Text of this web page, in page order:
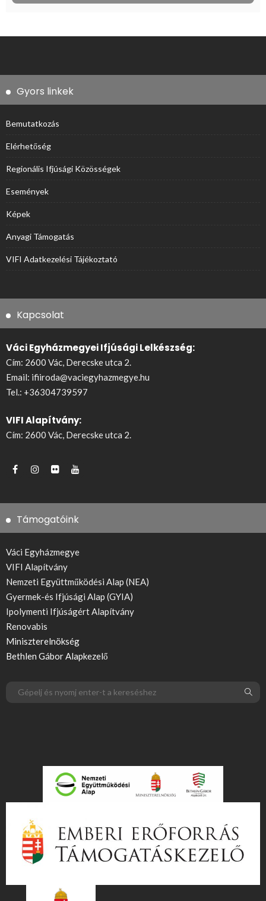
Gyors linkek
Bemutatkozás
Elérhetőség
Regionális Ifjúsági Közösségek
Események
Képek
Anyagi Támogatás
VIFI Adatkezelési Tájékoztató
Kapcsolat
Váci Egyházmegyei Ifjúsági Lelkészség:
Cím: 2600 Vác, Derecske utca 2.
Email: ifiiroda@vaciegyhazmegye.hu
Tel.: +36304739597
VIFI Alapítvány:
Cím: 2600 Vác, Derecske utca 2.
Támogatóink
Váci Egyházmegye
VIFI Alapítvány
Nemzeti Együttműködési Alap (NEA)
Gyermek-és Ifjúsági Alap (GYIA)
Ipolymenti Ifjúságért Alapítvány
Renovabis
Miniszterelnökség
Bethlen Gábor Alapkezelő